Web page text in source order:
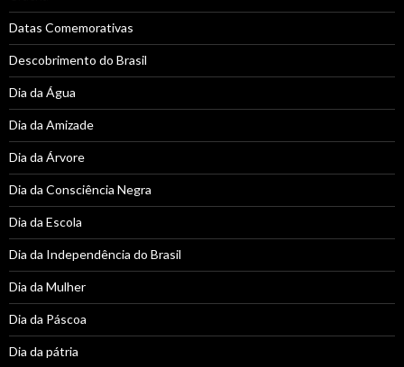
Datas Comemorativas
Descobrimento do Brasil
Dia da Água
Dia da Amizade
Dia da Árvore
Dia da Consciência Negra
Dia da Escola
Dia da Independência do Brasil
Dia da Mulher
Dia da Páscoa
Dia da pátria